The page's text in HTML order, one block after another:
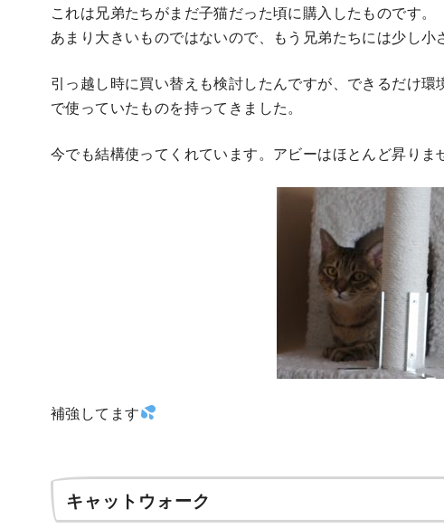
これは兄弟たちがまだ子猫だった頃に購入したものです。
あまり大きいものではないので、もう兄弟たちには少し小
引っ越し時に買い替えも検討したんですが、できるだけ
で使っていたものを持ってきました。
今でも結構使ってくれています。アビーはほとんど昇りま
補強してます
キャットウォーク